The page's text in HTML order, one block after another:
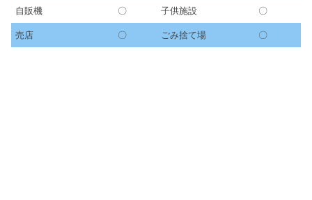
自販機 〇 子供施設 〇
売店 〇 ごみ捨て場 〇